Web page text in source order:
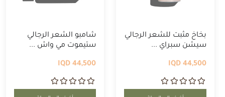
بخاخ مثبت للشعر الرجالي
سيشن سبراي ...
44,500 IQD
شامبو الشعر الرجالي
ستيموت مي واش ...
44,500 IQD